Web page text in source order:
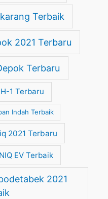
Terbaik
2021 Terbaru
Terbaru
1 Terbaru
Indah Terbaik
2021 Terbaru
EV Terbaik
2021